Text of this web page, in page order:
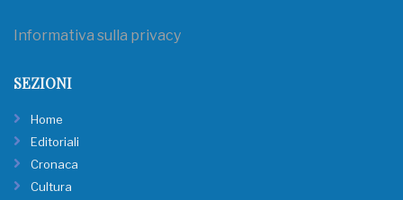
Informativa sulla privacy
SEZIONI
Home
Editoriali
Cronaca
Cultura